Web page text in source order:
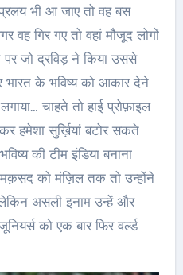
भी आ जाए तो वह बस
वह गिर गए तो वहां मौजूद लोगों
जो द्रविड़ ने किया उससे
भारत के भविष्य को आकार देने
चाहते तो हाई प्रोफ़ाइल
हमेशा सुर्ख़ियां बटोर सकते
की टीम इंडिया बनाना
को मंज़िल तक तो उन्होंने
लेकिन असली इनाम उन्हें और
को एक बार फिर वर्ल्ड